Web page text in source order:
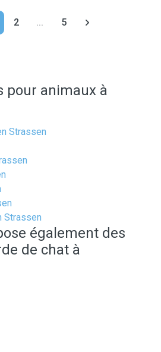
2 ... 5
pour animaux à
Strassen
Strassen
également des
de chat à